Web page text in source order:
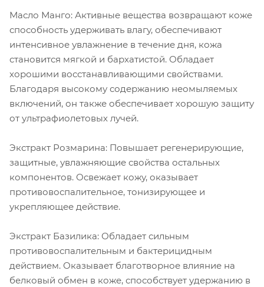
Масло Манго: Активные вещества возвращают коже
способность удерживать влагу, обеспечивают
интенсивное увлажнение в течение дня, кожа
становится мягкой и бархатистой. Обладает
хорошими восстанавливающими свойствами.
Благодаря высокому содержанию неомыляемых
включений, он также обеспечивает хорошую защиту
от ультрафиолетовых лучей.
Экстракт Розмарина: Повышает регенерирующие,
защитные, увлажняющие свойства остальных
компонентов. Освежает кожу, оказывает
противовоспалительное, тонизирующее и
укрепляющее действие.
Экстракт Базилика: Обладает сильным
противовоспалительным и бактерицидным
действием. Оказывает благотворное влияние на
белковый обмен в коже, способствует удержанию в